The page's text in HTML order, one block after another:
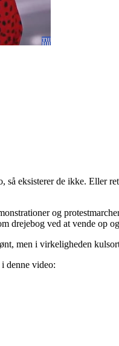
eksisterer de ikke. Eller
og
drejebog ved at vende op
men i virkeligheden
denne video: